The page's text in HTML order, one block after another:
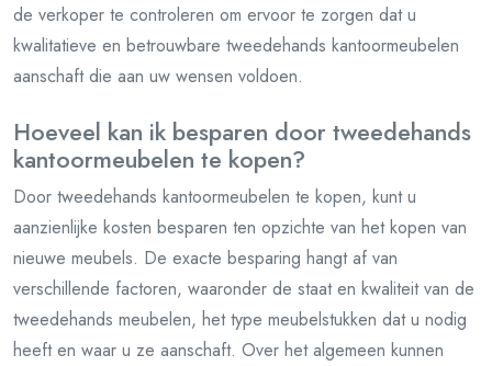
de verkoper te controleren om ervoor te zorgen dat u
kwalitatieve en betrouwbare tweedehands kantoormeubelen
aanschaft die aan uw wensen voldoen.
Hoeveel kan ik besparen door tweedehands
kantoormeubelen te kopen?
Door tweedehands kantoormeubelen te kopen, kunt u
aanzienlijke kosten besparen ten opzichte van het kopen van
nieuwe meubels. De exacte besparing hangt af van
verschillende factoren, waaronder de staat en kwaliteit van de
tweedehands meubelen, het type meubelstukken dat u nodig
heeft en waar u ze aanschaft. Over het algemeen kunnen